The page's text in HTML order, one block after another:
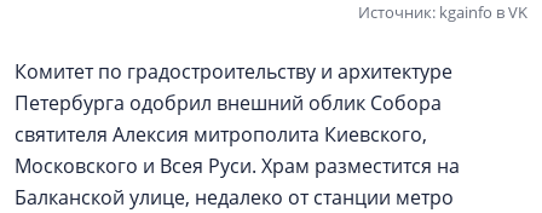
Источник: kgainfo в VK
Комитет по градостроительству и архитектуре
Петербурга одобрил внешний облик Собора
святителя Алексия митрополита Киевского,
Московского и Всея Руси. Храм разместится на
Балканской улице, недалеко от станции метро